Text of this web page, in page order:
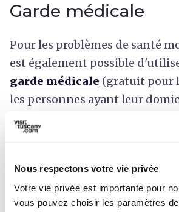
Nous respectons votre vie privée
Votre vie privée est importante pour
vous pouvez choisir les paramètres
Garde médicale
Pour les problèmes de santé
est également possible
garde médicale (gratuit pour
les personnes ayant leur
Toscane) ou le service de garde
les touristes (service payant).
Pharmacies